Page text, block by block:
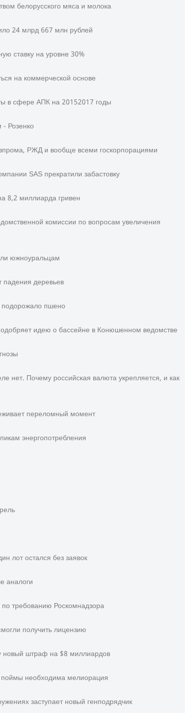
белорусского мяса и молока
24 млрд 667 млн рублей
ставку на уровне 30%
на коммерческой основе
в сфере АПК на 20152017 годы
Розенко
РЖД и вообще всеми госкорпорациями
SAS прекратили забастовку
8,2 миллиарда гривен
комиссии по вопросам увеличения
южноуральцам
деревьев
пшено
идею о бассейне в Конюшенном ведомстве
нет. Почему российская валюта укрепляется, и как
переломный момент
энергопотребления
лот остался без заявок
аналоги
по требованию Роскомнадзора
получить лицензию
новый штраф на $8 миллиардов
необходима мелиорация
заступает новый генподрядчик